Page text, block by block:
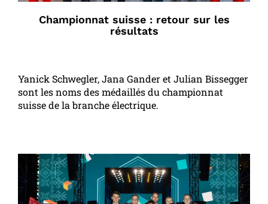
Championnat suisse : retour sur les
résultats
Yanick Schwegler, Jana Gander et Julian Bissegger
sont les noms des médaillés du championnat
suisse de la branche électrique.